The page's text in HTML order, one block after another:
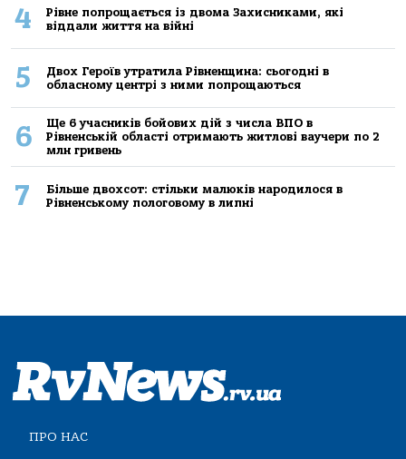
4
Рівне попрощається із двома Захисниками, які
віддали життя на війні
5
Двох Героїв утратила Рівненщина: сьогодні в
обласному центрі з ними попрощаються
6
Ще 6 учасників бойових дій з числа ВПО в
Рівненській області отримають житлові ваучери по 2
млн гривень
7
Більше двохсот: стільки малюків народилося в
Рівненському пологовому в липні
ПРО НАС